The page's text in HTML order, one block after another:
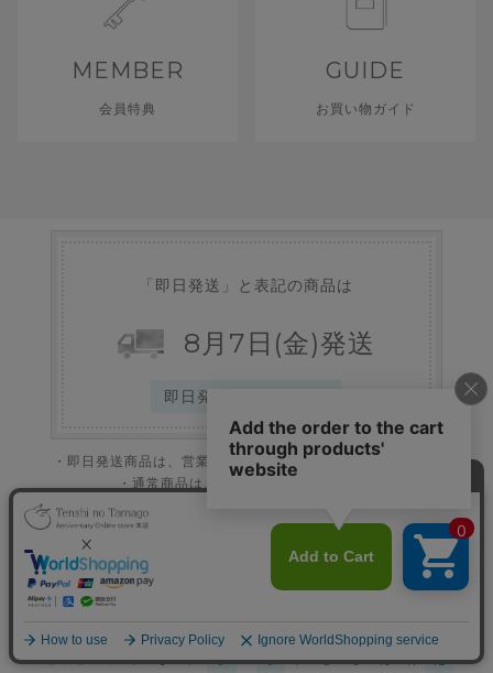
MEMBER
会員特典
GUIDE
お買い物ガイド
「即日発送」と表記の商品は
8 月 7 日 (金)発送
即日発送ご対応商品 >
・即日発送商品は、営業日の13時までのご注文で即日発送。
・通常商品は、１～３営業日程で発送。
※受注生産商品、納期が表記された商品などは除く。
※状況により変動する場合がございます。
2026年8月
日 月 火
2 3 4 5 6 7 8
2026年9月
1
6 7 8 9 10 11 12